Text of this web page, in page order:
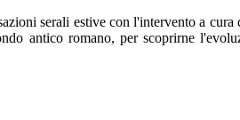
serali estive con l'intervento a
antico romano, per scoprirne